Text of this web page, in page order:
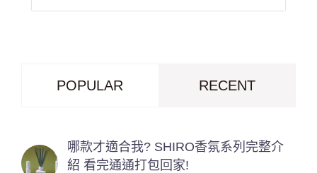
POPULAR RECENT
哪款才適合我? SHIRO香氛系列完整介
紹 看完通通打包回家!